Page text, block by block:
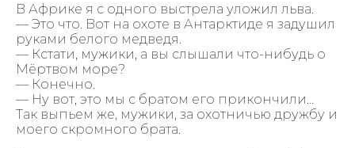
В Африке я с одного выстрела уложил льва.
— Это что. Вот на охоте в Антарктиде я задушил
руками белого медведя.
— Кстати, мужики, а вы слышали что-нибудь о
Мёртвом море?
— Конечно.
— Ну вот, это мы с братом его прикончили…
Так выпьем же, мужики, за охотничью дружбу и
моего скромного брата.